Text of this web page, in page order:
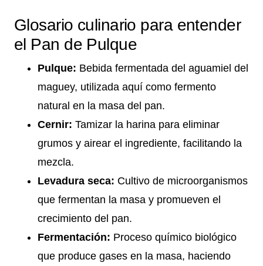
Glosario culinario para entender
el Pan de Pulque
Pulque: Bebida fermentada del aguamiel del
maguey, utilizada aquí como fermento
natural en la masa del pan.
Cernir: Tamizar la harina para eliminar
grumos y airear el ingrediente, facilitando la
mezcla.
Levadura seca: Cultivo de microorganismos
que fermentan la masa y promueven el
crecimiento del pan.
Fermentación: Proceso químico biológico
que produce gases en la masa, haciendo